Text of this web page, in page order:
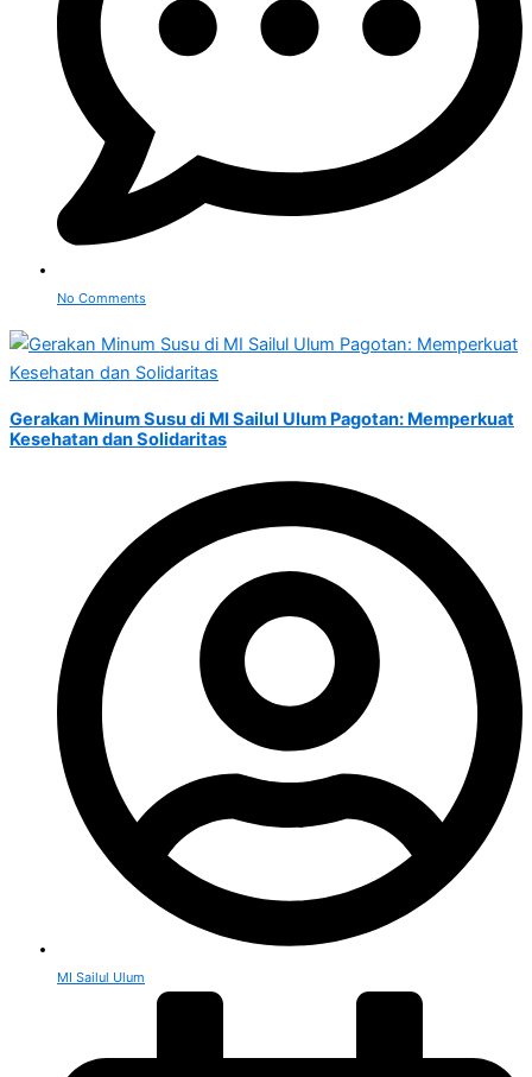
No Comments
Gerakan Minum Susu di MI Sailul Ulum Pagotan: Memperkuat
Kesehatan dan Solidaritas
MI Sailul Ulum